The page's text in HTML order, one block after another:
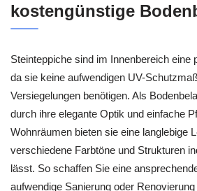
kostengünstige
Steinteppiche sind im Innenbereich eine
da sie keine aufwendigen UV-
Versiegelungen benötigen. Als
durch ihre elegante Optik und einfache
Wohnräumen bieten sie eine langlebige
verschiedene Farbtöne und Strukturen
lässt. So schaffen Sie eine
aufwendige Sanierung oder